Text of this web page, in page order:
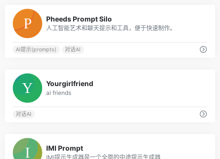
Pheeds Prompt Silo
人工智能艺术和聊天提示和工具，便于快速制作。
AI提示(prompts) 对话AI
Yourgirlfriend
ai friends
对话AI
IMI Prompt
IMI提示生成器是一个全面的中途提示生成器